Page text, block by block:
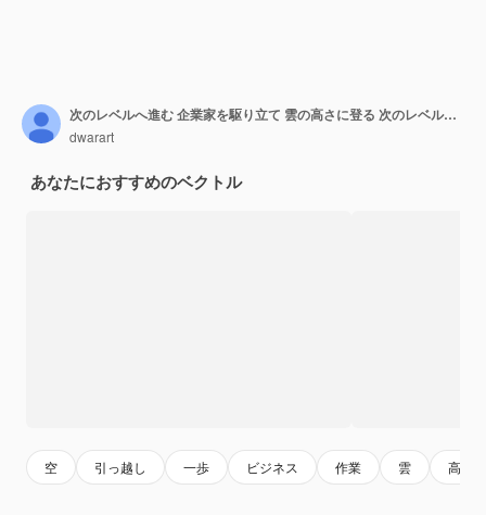
次のレベルへ進む 企業家を駆り立て 雲の高さに登る 次のレベルに達する
dwarart
あなたにおすすめのベクトル
空 引っ越し 一歩 ビジネス 作業 雲 高い